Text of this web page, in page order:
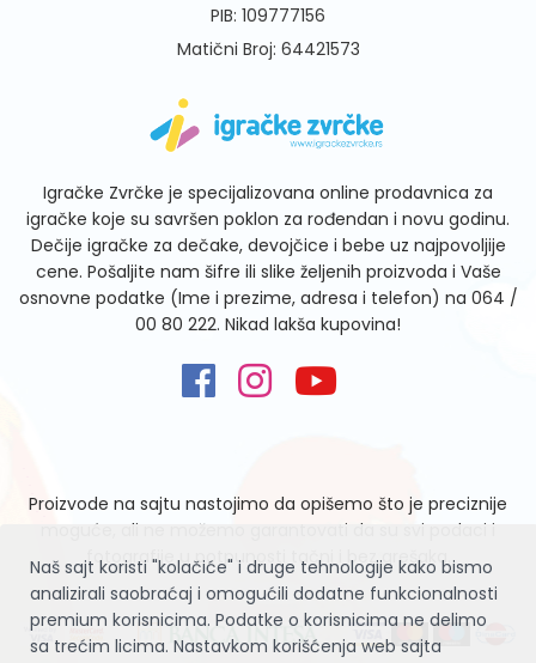
Naš sajt koristi "kolačiće" i druge tehnologije kako bismo
analizirali saobraćaj i omogućili dodatne funkcionalnosti
premium korisnicima. Podatke o korisnicima ne delimo
sa trećim licima. Nastavkom korišćenja web sajta
PIB: 109777156
Matični Broj: 64421573
Igračke Zvrčke je specijalizovana online prodavnica za
igračke koje su savršen poklon za rođendan i novu godinu.
Dečije igračke za dečake, devojčice i bebe uz najpovoljije
cene. Pošaljite nam šifre ili slike željenih proizvoda i Vaše
osnovne podatke (Ime i prezime, adresa i telefon) na 064 /
00 80 222. Nikad lakša kupovina!
Proizvode na sajtu nastojimo da opišemo što je preciznije
moguće, ali ne možemo garantovati da su svi podaci i
fotografije u potpunosti tačni i bez grešaka.